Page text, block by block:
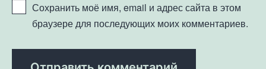
Сохранить моё имя, email и адрес сайта в этом
браузере для последующих моих комментариев.